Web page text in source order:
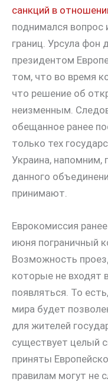
санкций в
поднимался вопрос
границ. Урсула фон
президентом
том, что во время
что решение об
неизменным.
обещанное ранее
только тех
Украина, напомним,
данного
принимают.
Еврокомиссия
июня пограничный
Возможность
которые не входят
появляться. То
мира будет
для жителей
существует целый
приняты
правилам могут не